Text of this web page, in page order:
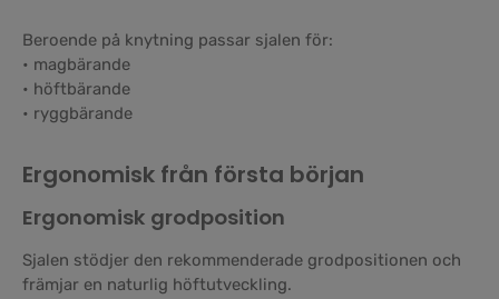
Beroende på knytning passar sjalen för:
• magbärande
• höftbärande
• ryggbärande
Ergonomisk från första början
Ergonomisk grodposition
Sjalen stödjer den rekommenderade grodpositionen och
främjar en naturlig höftutveckling.